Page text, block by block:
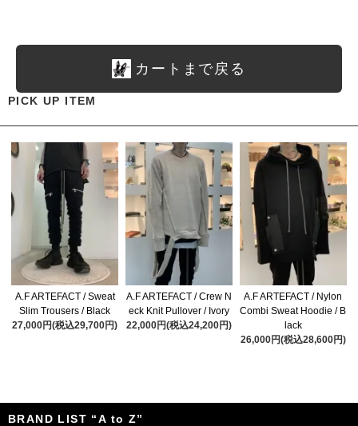
カートまで戻る
PICK UP ITEM
A.F ARTEFACT / Sweat
Slim Trousers / Black
27,000円(税込29,700円)
A.F ARTEFACT / Crew N
eck Knit Pullover / Ivory
22,000円(税込24,200円)
A.F ARTEFACT / Nylon
Combi Sweat Hoodie / B
lack
26,000円(税込28,600円)
BRAND LIST “A to Z”